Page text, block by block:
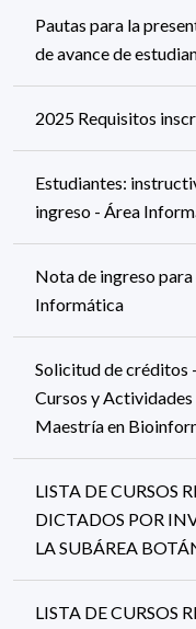
Pautas para la
de avance de
2025 Requisitos
Estudiantes:
ingreso - Área
Nota de ingreso
Informática
Solicitud de créditos
Cursos y Actividades
Maestría en
LISTA DE CURSOS
DICTADOS POR
LA SUBÁREA
LISTA DE CURSOS